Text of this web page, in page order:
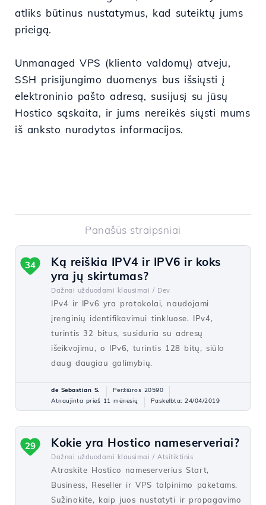
atliks būtinus nustatymus, kad suteiktų jums
prieigą.
Unmanaged VPS (kliento valdomų) atveju,
SSH prisijungimo duomenys bus išsiųsti į
elektroninio pašto adresą, susijusį su jūsų
Hostico sąskaita, ir jums nereikės siųsti mums
iš anksto nurodytos informacijos.
Panašūs straipsniai
Ką reiškia IPV4 ir IPV6 ir koks
yra jų skirtumas?
Dažnai užduodami klausimai / Dev
IPv4 ir IPv6 yra protokolai, naudojami
įrenginių identifikavimui tinkluose. IPv4,
turintis 32 bitus, susiduria su adresų
išeikvojimu, o IPv6, turintis 128 bitų, siūlo
daug daugiau galimybių.
34
de Sebastian S.
Peržiūros 20590
Atnaujinta prieš 11 mėnesių
Paskelbta: 24/04/2019
Kokie yra Hostico nameserveriai?
Dažnai užduodami klausimai / Atsitiktinis
Atraskite Hostico nameserverius Start,
Business, Reseller ir VPS talpinimo paketams.
Sužinokite, kaip juos nustatyti ir propagavimo
29